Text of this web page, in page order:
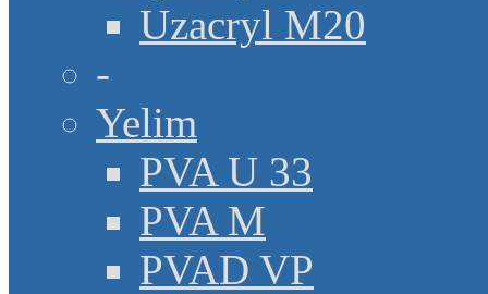
Uzacryl M20
-
Yelim
PVA U 33
PVA M
PVAD VP